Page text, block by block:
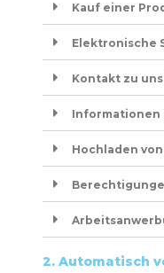
Kauf einer
Elektronische
Kontakt zu
Informationen
Hochladen
2. Automatisch